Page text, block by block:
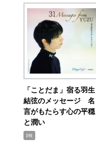
「ことだま」宿る羽生
結弦のメッセージ 名
言がもたらす心の平穏
と潤い
PR